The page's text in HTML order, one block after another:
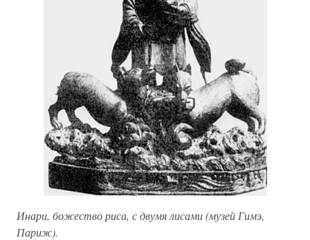
Инари, божество риса, с двумя лисами (музей Гимэ,
Париж).